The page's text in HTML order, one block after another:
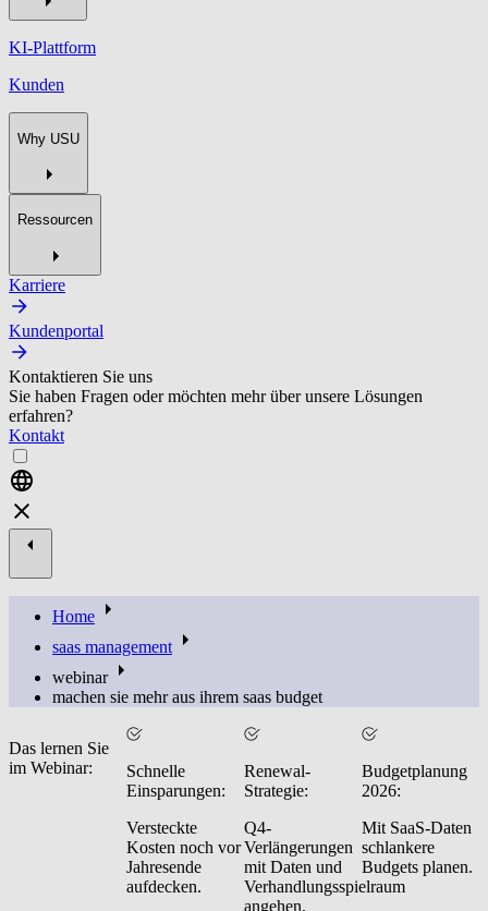
KI-Plattform
Kunden
Why USU
Ressourcen
Karriere
Kundenportal
Kontaktieren Sie uns
Sie haben Fragen oder möchten mehr über unsere Lösungen
erfahren?
Kontakt
Home
saas management
webinar
machen sie mehr aus ihrem saas budget
Das lernen Sie
im Webinar:
Schnelle
Einsparungen:
Versteckte
Kosten noch vor
Jahresende
aufdecken.
Renewal-
Strategie:
Q4-
Verlängerungen
mit Daten und
Verhandlungsspielraum
angehen.
Budgetplanung
2026:
Mit SaaS-Daten
schlankere
Budgets planen.